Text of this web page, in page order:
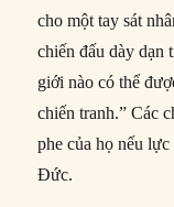
cho một tay sát
chiến đấu dày dạn
giới nào có thể
chiến tranh.” Các
phe của họ nếu
Đức.